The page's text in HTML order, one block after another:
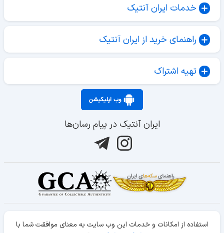
خدمات ایران آنتیک
راهنمای خرید از ایران آنتیک
تهیه اشتراک
وب اپلیکیشن
ایران آنتیک در پیام رسان‌ها
استفاده از امکانات و خدمات این وب سایت به معنای موافقت شما با